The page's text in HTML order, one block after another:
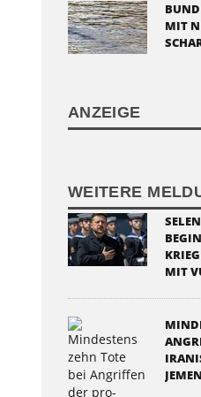
MIT
ANZEIGE
WEITERE
MIT
JEMEN